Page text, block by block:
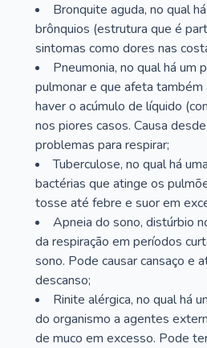
Bronquite aguda, no qual
brônquios (estrutura que é
sintomas como dores nas
Pneumonia, no qual há um
pulmonar e que afeta também
haver o acúmulo de líquido
nos piores casos. Causa
problemas para respirar;
Tuberculose, no qual há
bactérias que atinge os
tosse até febre e suor em
Apneia do sono, distúrbio
da respiração em períodos
sono. Pode causar cansaço e
descanso;
Rinite alérgica, no qual há
do organismo a agentes
de muco em excesso. Pode